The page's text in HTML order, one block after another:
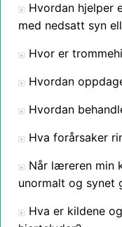
Hvordan hjelper
med nedsatt syn
Hvor er
Hvordan
Hvordan
Hva forårsaker
Når læreren min
unormalt og synet
Hva er kildene